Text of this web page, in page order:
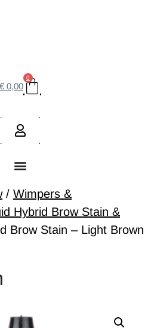
€ 0,00
0
/ Wimpers &
Hybrid Brow Stain &
Brow Stain – Light Brown